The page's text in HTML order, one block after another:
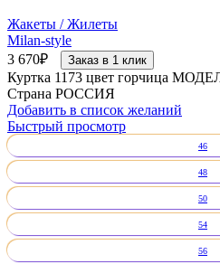
Жакеты / Жилеты
Milan-style
3 670₽ Заказ в 1 клик
Куртка 1173 цвет горчица
Страна РОССИЯ
Добавить в список желаний
Быстрый просмотр
46
48
50
54
56